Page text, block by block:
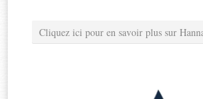
Cliquez ici pour en savoir plus sur